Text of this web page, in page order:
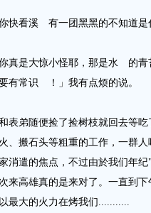
你快看溪 有一团黑黑的不知道是
你真是大惊小怪耶，那是水 的青
有常识 ！」我有点烦的说。
表弟随便捡了捡树枝就回去等
、搬石头等粗重的工作，一群
消遣的焦点，不过由於我们年
来高雄真的是来对了。一直到
最大的火力在烤我们...........